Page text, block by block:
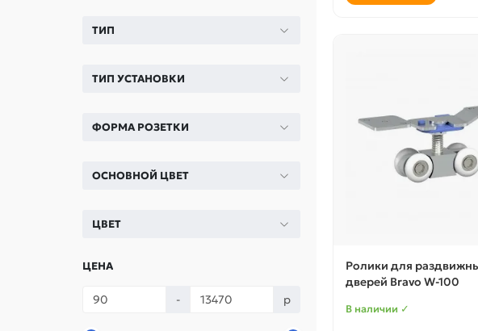
ТИП
ТИП УСТАНОВКИ
ФОРМА РОЗЕТКИ
ОСНОВНОЙ ЦВЕТ
ЦВЕТ
ЦЕНА
- р
Ролики для
дверей Bravo W-100
В наличии ✓